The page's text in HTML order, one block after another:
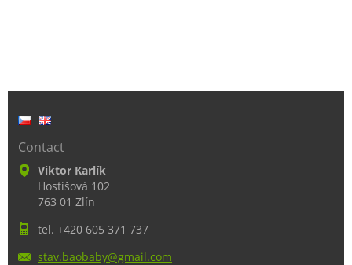
Contact
Viktor Karlík
Hostišová 102
763 01 Zlín
tel. +420 605 371 737
stav.baobaby@gmail.com